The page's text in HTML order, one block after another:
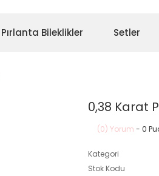
Pırlanta Bileklikler Setler
0,38 Karat
(0) Yorum - 0
Kategori
Stok Kodu